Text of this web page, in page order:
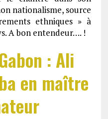
nationalisme, source
ethniques » à
A bon entendeur…. !
: Ali
en maître